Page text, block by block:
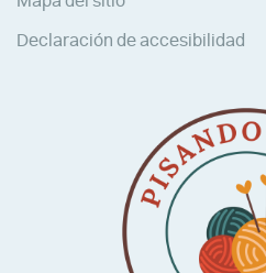
Declaración de accesibilidad